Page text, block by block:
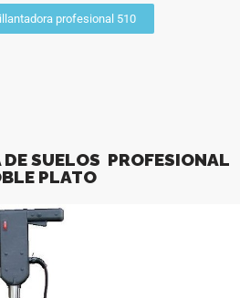
profesional 510
SUELOS PROFESIONAL
PLATO